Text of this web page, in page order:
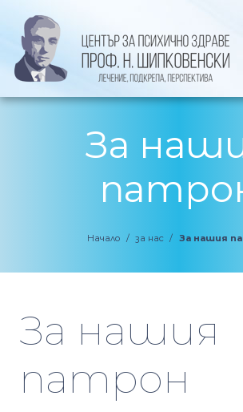
За
Начало / за нас / За нашия
За нашия
патрон